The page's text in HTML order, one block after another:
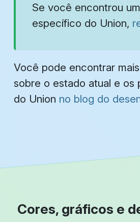
Se você encontrou
específico do Union,
Você pode encontrar
sobre o estado atual e os
do Union no blog do
Cores, gráficos e